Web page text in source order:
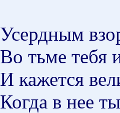
Усердным
Во тьме тебя
И кажется
Когда в нее